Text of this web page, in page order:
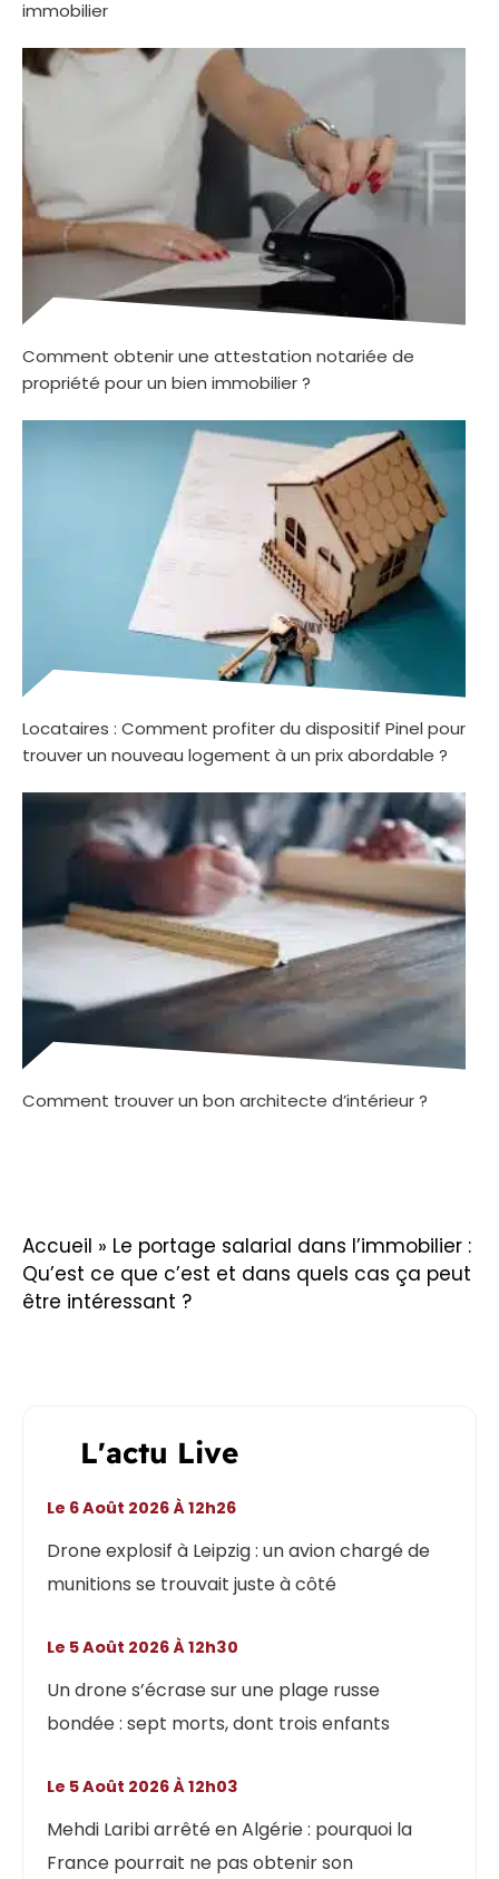
immobilier
Comment obtenir une attestation notariée de
propriété pour un bien immobilier ?
Locataires : Comment profiter du dispositif Pinel pour
trouver un nouveau logement à un prix abordable ?
Comment trouver un bon architecte d’intérieur ?
Accueil » Le portage salarial dans l’immobilier :
Qu’est ce que c’est et dans quels cas ça peut
être intéressant ?
L'actu Live
Drone explosif à Leipzig : un avion chargé de
munitions se trouvait juste à côté
Le 6 Août 2026 À 12h26
Un drone s’écrase sur une plage russe
bondée : sept morts, dont trois enfants
Le 5 Août 2026 À 12h30
Mehdi Laribi arrêté en Algérie : pourquoi la
France pourrait ne pas obtenir son
Le 5 Août 2026 À 12h03